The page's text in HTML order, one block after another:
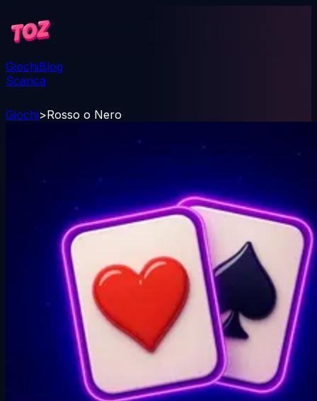
GiochiBlog
Scarica
Giochi>Rosso o Nero